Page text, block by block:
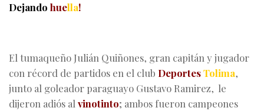
Dejando huella!
El tumaqueño Julián Quiñones, gran capitán y jugador
con récord de partidos en el club DeportesTolima,
junto al goleador paraguayo Gustavo Ramirez, le
dijeron adiós al vinotinto; ambos fueron campeones